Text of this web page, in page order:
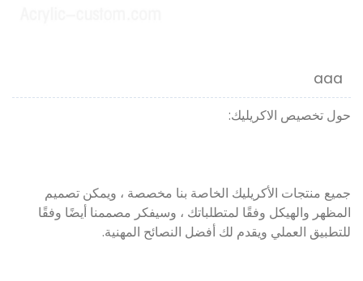
aaa
حول تخصيص الاكريليك:
جميع منتجات الأكريليك الخاصة بنا مخصصة ، ويمكن تصميم
المظهر والهيكل وفقًا لمتطلباتك ، وسيفكر مصممنا أيضًا وفقًا
للتطبيق العملي ويقدم لك أفضل النصائح المهنية.